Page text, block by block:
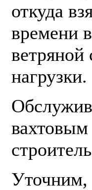
откуда
времени
ветряной
нагрузки.
Уточним,